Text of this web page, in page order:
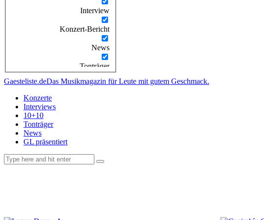
Interview
Konzert-Bericht
News
Tonträger
Gaesteliste.deDas Musikmagazin für Leute mit gutem Geschmack.
Konzerte
Interviews
10+10
Tonträger
News
GL präsentiert